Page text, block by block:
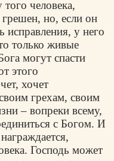
человека,
но, если он
исправления, у него
только живые
могут спасти
этого
хочет
грехам, своим
– вопреки всему,
с Богом. И
Господь может